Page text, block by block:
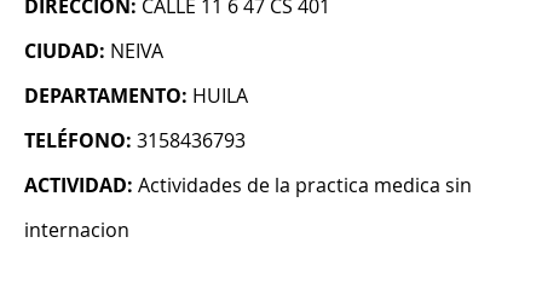
DIRECCIÓN: CALLE 11 6 47 CS 401
CIUDAD: NEIVA
DEPARTAMENTO: HUILA
TELÉFONO: 3158436793
ACTIVIDAD: Actividades de la practica medica sin
internacion